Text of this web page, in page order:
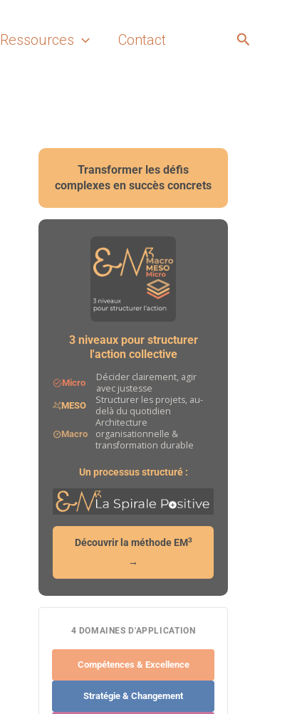
Ressources Contact
Transformer les défis
complexes en succès concrets
3 niveaux pour structurer
l'action collective
Micro
Décider clairement, agir
avec justesse
MESO
Structurer les projets, au-
delà du quotidien
Macro
Architecture
organisationnelle &
transformation durable
Un processus structuré :
Découvrir la méthode EM3
→
4 DOMAINES D'APPLICATION
Compétences & Excellence
Stratégie & Changement